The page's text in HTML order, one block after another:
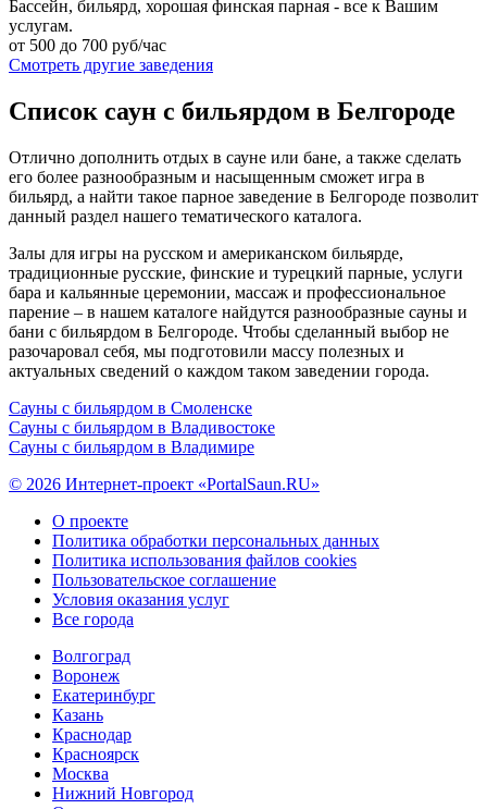
Бассейн, бильярд, хорошая финская парная - все к Вашим
услугам.
от 500 до 700 руб/час
Смотреть другие заведения
Список саун с бильярдом в Белгороде
Отлично дополнить отдых в сауне или бане, а также сделать
его более разнообразным и насыщенным сможет игра в
бильярд, а найти такое парное заведение в Белгороде позволит
данный раздел нашего тематического каталога.
Залы для игры на русском и американском бильярде,
традиционные русские, финские и турецкий парные, услуги
бара и кальянные церемонии, массаж и профессиональное
парение – в нашем каталоге найдутся разнообразные сауны и
бани с бильярдом в Белгороде. Чтобы сделанный выбор не
разочаровал себя, мы подготовили массу полезных и
актуальных сведений о каждом таком заведении города.
Сауны с бильярдом в Смоленске
Сауны с бильярдом в Владивостоке
Сауны с бильярдом в Владимире
© 2026 Интернет-проект «PortalSaun.RU»
О проекте
Политика обработки персональных данных
Политика использования файлов cookies
Пользовательское соглашение
Условия оказания услуг
Все города
Волгоград
Воронеж
Екатеринбург
Казань
Краснодар
Красноярск
Москва
Нижний Новгород